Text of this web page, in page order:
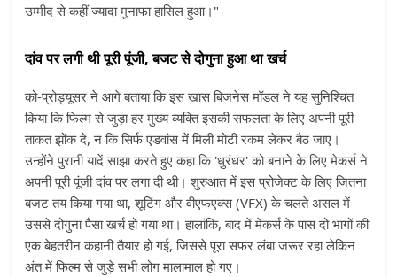
उम्मीद से कहीं ज्यादा मुनाफा हासिल हुआ।"
दांव पर लगी थी पूरी पूंजी, बजट से दोगुना हुआ था खर्च
को-प्रोड्यूसर ने आगे बताया कि इस खास बिजनेस मॉडल ने यह सुनिश्चित
किया कि फिल्म से जुड़ा हर मुख्य व्यक्ति इसकी सफलता के लिए अपनी पूरी
ताकत झोंक दे, न कि सिर्फ एडवांस में मिली मोटी रकम लेकर बैठ जाए।
उन्होंने पुरानी यादें साझा करते हुए कहा कि 'धुरंधर' को बनाने के लिए मेकर्स ने
अपनी पूरी पूंजी दांव पर लगा दी थी। शुरुआत में इस प्रोजेक्ट के लिए जितना
बजट तय किया गया था, शूटिंग और वीएफएक्स (VFX) के चलते असल में
उससे दोगुना पैसा खर्च हो गया था। हालांकि, बाद में मेकर्स के पास दो भागों की
एक बेहतरीन कहानी तैयार हो गई, जिससे पूरा सफर लंबा जरूर रहा लेकिन
अंत में फिल्म से जुड़े सभी लोग मालामाल हो गए।